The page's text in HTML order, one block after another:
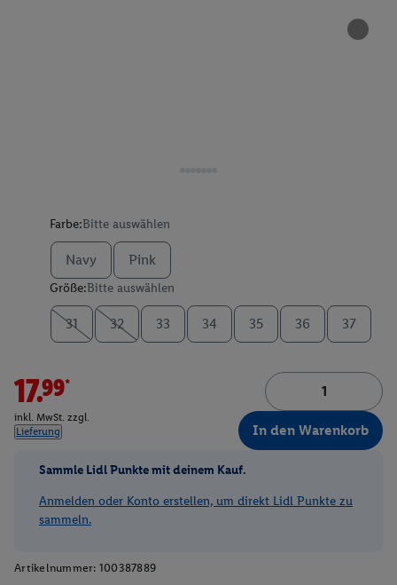
Farbe:Bitte auswählen
Navy Pink
Größe:Bitte auswählen
31 32 33 34 35 36 37
17.99*
inkl. MwSt. zzgl.
Lieferung
In den Warenkorb
Sammle Lidl Punkte mit deinem Kauf.
Anmelden oder Konto erstellen, um direkt Lidl Punkte zu
sammeln.
Artikelnummer: 100387889